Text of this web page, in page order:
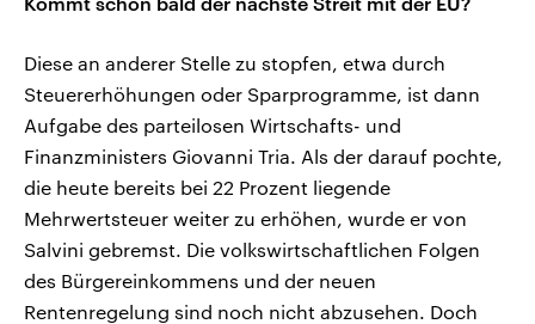
Diese an anderer Stelle zu stopfen, etwa durch
Steuererhöhungen oder Sparprogramme, ist dann
Aufgabe des parteilosen Wirtschafts- und
Finanzministers Giovanni Tria. Als der darauf pochte,
die heute bereits bei 22 Prozent liegende
Mehrwertsteuer weiter zu erhöhen, wurde er von
Salvini gebremst. Die volkswirtschaftlichen Folgen
des Bürgereinkommens und der neuen
Rentenregelung sind noch nicht abzusehen. Doch